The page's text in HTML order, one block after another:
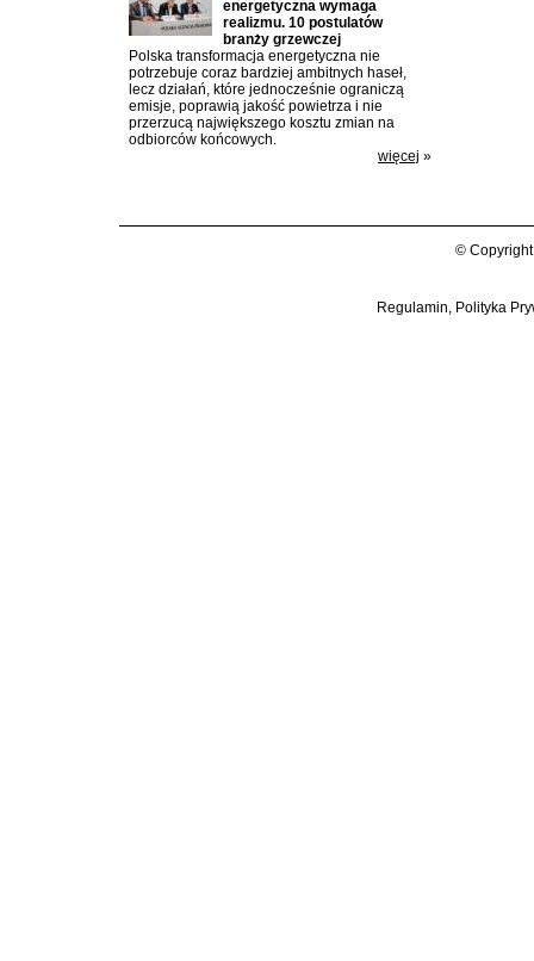
energetyczna wymaga
realizmu. 10 postulatów
branży grzewczej
Polska transformacja energetyczna nie
potrzebuje coraz bardziej ambitnych haseł,
lecz działań, które jednocześnie ograniczą
emisje, poprawią jakość powietrza i nie
przerzucą największego kosztu zmian na
odbiorców końcowych.
więcej »
©
Regulamin, Polityka